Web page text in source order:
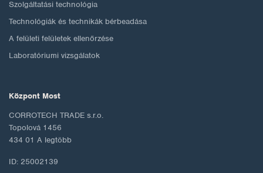
Szolgáltatási technológia
Technológiák és technikák bérbeadása
A felületi felületek ellenőrzése
Laboratóriumi vizsgálatok
Központ Most
CORROTECH TRADE s.r.o.
Topolová 1456
434 01 A legtöbb
ID: 25002139